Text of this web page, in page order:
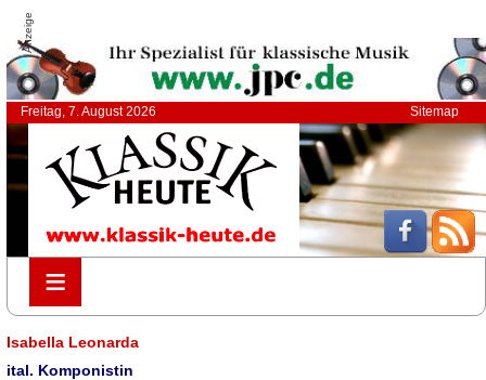
Anzeige
Freitag, 7. August 2026 Sitemap
≡
≡
Isabella Leonarda
ital. Komponistin